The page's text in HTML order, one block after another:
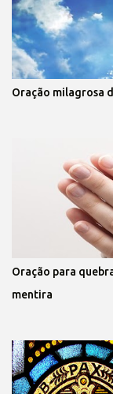
Oração milagrosa
Oração para
mentira